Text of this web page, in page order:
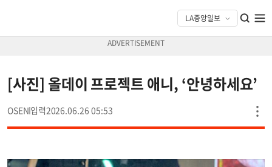
[사진] 올데이 프로젝트 애니, ‘안녕하세요’
OSEN 2026.06.26 05:53